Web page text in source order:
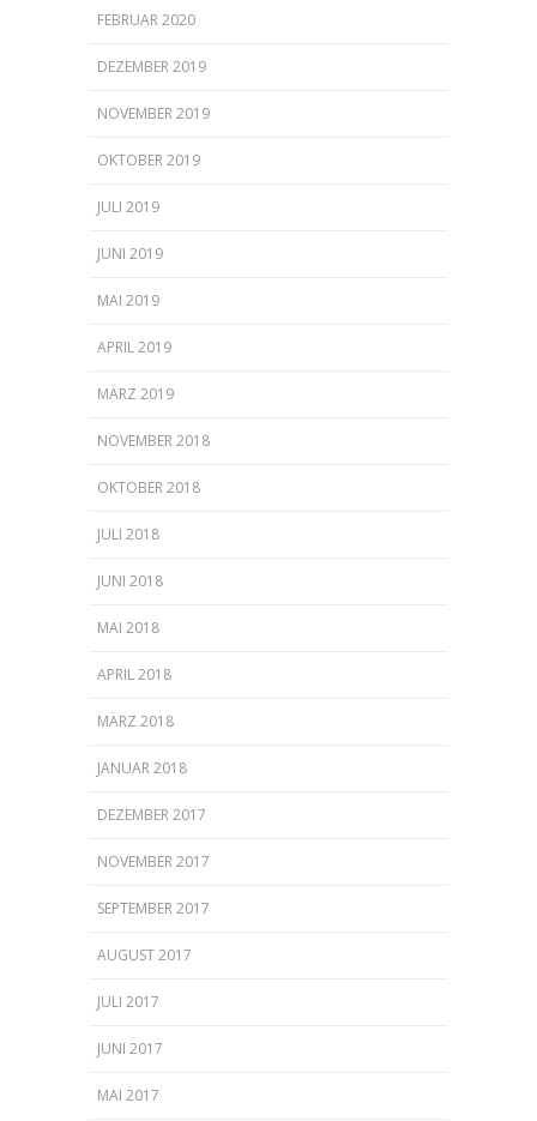
FEBRUAR 2020
DEZEMBER 2019
NOVEMBER 2019
OKTOBER 2019
JULI 2019
JUNI 2019
MAI 2019
APRIL 2019
MÄRZ 2019
NOVEMBER 2018
OKTOBER 2018
JULI 2018
JUNI 2018
MAI 2018
APRIL 2018
MÄRZ 2018
JANUAR 2018
DEZEMBER 2017
NOVEMBER 2017
SEPTEMBER 2017
AUGUST 2017
JULI 2017
JUNI 2017
MAI 2017